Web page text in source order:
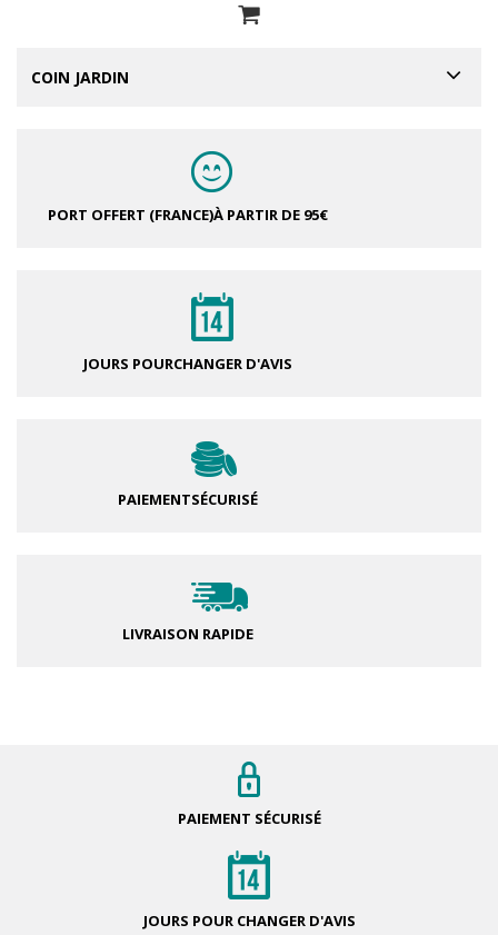
COIN JARDIN
PORT OFFERT (FRANCE)À PARTIR DE 95€
JOURS POURCHANGER D'AVIS
PAIEMENTSÉCURISÉ
LIVRAISON RAPIDE
PAIEMENT SÉCURISÉ
JOURS POUR CHANGER D'AVIS